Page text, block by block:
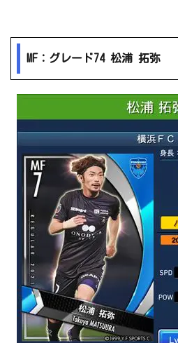
MF：グレード74 松浦 拓弥